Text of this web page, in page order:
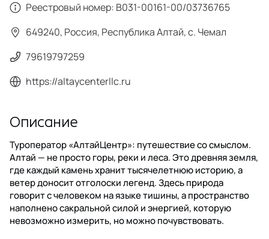
Реестровый номер: В031-00161-00/03736765
649240, Россия, Республика Алтай, с. Чемал
79619797259
https://altaycenterllc.ru
Описание
Туроператор «АлтайЦентр»: путешествие со смыслом.
Алтай — не просто горы, реки и леса. Это древняя земля,
где каждый камень хранит тысячелетнюю историю, а
ветер доносит отголоски легенд. Здесь природа
говорит с человеком на языке тишины, а пространство
наполнено сакральной силой и энергией, которую
невозможно измерить, но можно почувствовать.